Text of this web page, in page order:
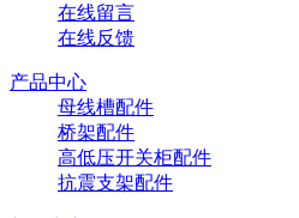
在线留言
在线反馈
产品中心
母线槽配件
桥架配件
高低压开关柜配件
抗震支架配件